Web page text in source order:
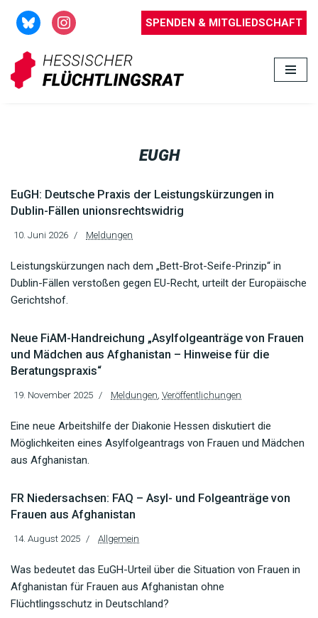
Zum
Inhalt
springen
SPENDEN & MITGLIEDSCHAFT
EUGH
EuGH: Deutsche Praxis der Leistungskürzungen in
Dublin-Fällen unionsrechtswidrig
10. Juni 2026 Meldungen
Leistungskürzungen nach dem „Bett-Brot-Seife-Prinzip“ in
Dublin-Fällen verstoßen gegen EU-Recht, urteilt der Europäische
Gerichtshof.
Neue FiAM-Handreichung „Asylfolgeanträge von Frauen
und Mädchen aus Afghanistan – Hinweise für die
Beratungspraxis“
19. November 2025 Meldungen Veröffentlichungen
Eine neue Arbeitshilfe der Diakonie Hessen diskutiert die
Möglichkeiten eines Asylfolgeantrags von Frauen und Mädchen
aus Afghanistan.
FR Niedersachsen: FAQ – Asyl- und Folgeanträge von
Frauen aus Afghanistan
14. August 2025 Allgemein
Was bedeutet das EuGH-Urteil über die Situation von Frauen in
Afghanistan für Frauen aus Afghanistan ohne
Flüchtlingsschutz in Deutschland?